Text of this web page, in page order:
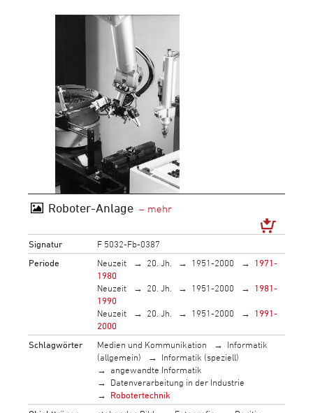
Roboter-Anlage
Signatur
F 5032-Fb-0387
Periode
Neuzeit 20. Jh. 1951-2000
1971-
1980
Neuzeit
20. Jh. 1951-2000
1981-
1990
Neuzeit
20. Jh. 1951-2000
1991-
2000
Schlagwörter
Medien und Kommunikation
Informatik
(allgemein)
Informatik (speziell)
angewandte Informatik
Datenverarbeitung in der Industrie
Robotertechnik